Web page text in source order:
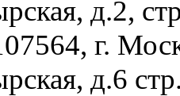
д.2,
г.
д.6